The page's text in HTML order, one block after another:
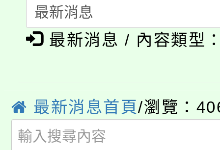
者。
份教師研習
淨零綠生活教案入校路
會
公告本校115學年度第
告(尚有缺額)
徵才活動。
YOUNG桃局內行報名
局官網。
8月14至27日，桃園電
最新消息 / 內容類型
最新消息首頁/瀏覽：